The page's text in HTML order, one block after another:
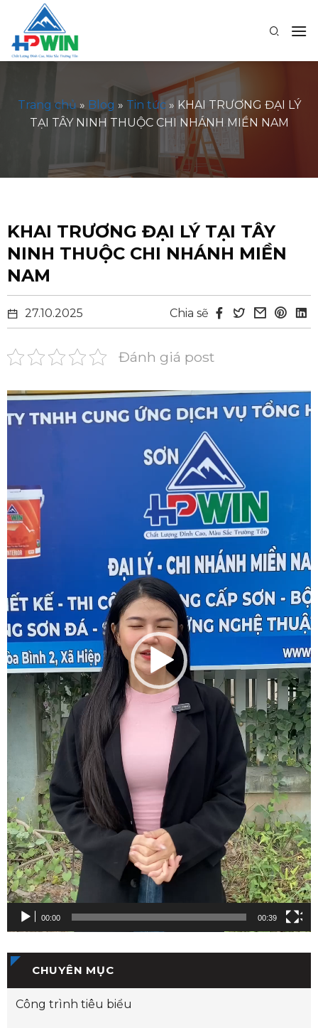
nội
dung
Trang chủ » Blog » Tin tức» KHAI TRƯƠNG ĐẠI LÝ
TẠI TÂY NINH THUỘC CHI NHÁNH MIỀN NAM
KHAI TRƯƠNG ĐẠI LÝ TẠI TÂY
NINH THUỘC CHI NHÁNH MIỀN
NAM
27.10.2025 Chia sẽ
Đánh giá post
Trình
chơi
00:00 00:39
CHUYÊN MỤC
Công trình tiêu biểu